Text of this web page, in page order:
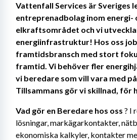
Vattenfall Services är Sveriges
entreprenadbolag inom energi-
elkraftsområdet och vi
energiinfrastruktur! Hos oss
framtidsbransch med stort
framtid. Vi behöver fler
vi beredare som vill vara med
Tillsammans gör vi skillnad, för
Vad gör en Beredare hos oss ? I
lösningar, markägarkontakter,
ekonomiska kalkyler, kontakter